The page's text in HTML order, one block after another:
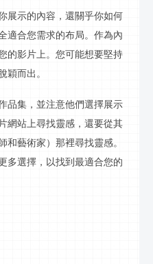
展示的內容，還關乎你如何
適合您需求的布局。作為內
的影片 上。您可能想要堅持
脫穎而出。
品集，並注意他們選擇展示
網站上尋找靈感，還要從其
和藝術家）那裡尋找靈感。
多選擇，以找到最適合您的